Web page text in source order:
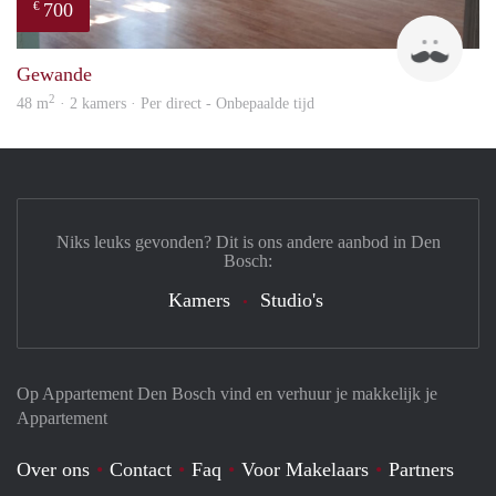
€ 700
Gewande
48 m2 · 2 kamers · Per direct - Onbepaalde tijd
Op Appartement Den Bosch vind en verhuur je makkelijk je
Appartement
Over ons Contact Faq Voor Makelaars Partners
Niks leuks gevonden? Dit is ons andere aanbod in Den
Bosch:
Kamers Studio's